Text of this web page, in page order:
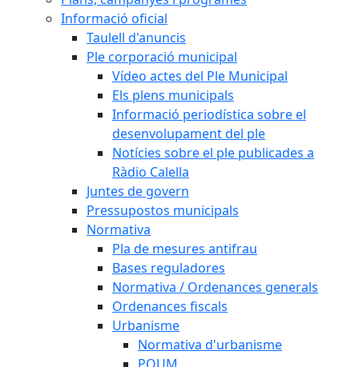
Informació oficial
Taulell d'anuncis
Ple corporació municipal
Vídeo actes del Ple Municipal
Els plens municipals
Informació periodística sobre el
desenvolupament del ple
Notícies sobre el ple publicades a
Ràdio Calella
Juntes de govern
Pressupostos municipals
Normativa
Pla de mesures antifrau
Bases reguladores
Normativa / Ordenances generals
Ordenances fiscals
Urbanisme
Normativa d'urbanisme